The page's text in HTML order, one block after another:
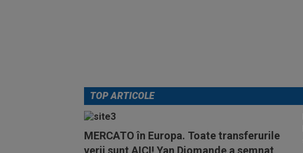
TOP ARTICOLE
MERCATO în Europa. Toate transferurile
verii sunt AICI! Yan Diomande a semnat